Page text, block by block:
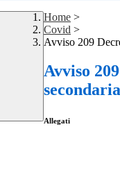
Home >
Covid >
Avviso 209
Avviso
secondaria
Allegati